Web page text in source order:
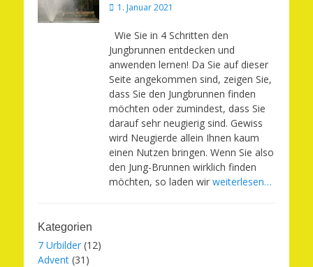
Veröffentlicht
1. Januar 2021
Wie Sie in 4 Schritten den
Jungbrunnen entdecken und
anwenden lernen! Da Sie auf dieser
Seite angekommen sind, zeigen Sie,
dass Sie den Jungbrunnen finden
möchten oder zumindest, dass Sie
darauf sehr neugierig sind. Gewiss
wird Neugierde allein Ihnen kaum
einen Nutzen bringen. Wenn Sie also
den Jung-Brunnen wirklich finden
möchten, so laden wir weiterlesen…
Kategorien
7 Urbilder (12)
Advent (31)